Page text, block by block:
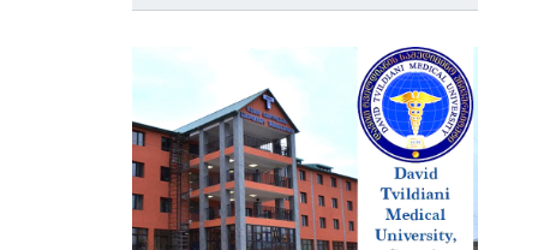
Психологические центры
Средства по уходу
Стоматологические центры
Центры по уходу
Центры эстетической медицины